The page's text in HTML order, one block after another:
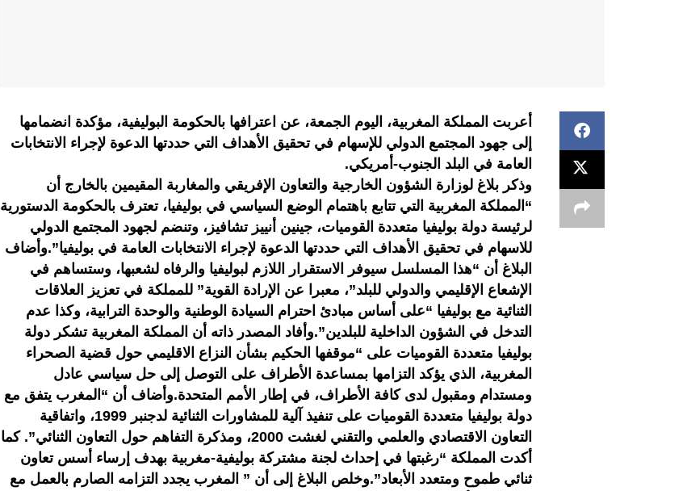
أعربت المملكة المغربية، اليوم الجمعة، عن اعترافها بالحكومة البوليفية، مؤكدة انضمامها
إلى جهود المجتمع الدولي للإسهام في تحقيق الأهداف التي حددتها الدعوة لإجراء الانتخابات
العامة في البلد الجنوب-أمريكي.
وذكر بلاغ لوزارة الشؤون الخارجية والتعاون الإفريقي والمغاربة المقيمين بالخارج أن
“المملكة المغربية التي تتابع باهتمام الوضع السياسي في بوليفيا، تعترف بالحكومة الدستورية
لرئيسة دولة بوليفيا متعددة القوميات، جينين أنييز تشافيز، وتنضم لجهود المجتمع الدولي
للاسهام في تحقيق الأهداف التي حددتها الدعوة لإجراء الانتخابات العامة في بوليفيا”.وأضاف
البلاغ أن “هذا المسلسل سيوفر الاستقرار اللازم لبوليفيا والرفاه لشعبها، وستساهم في
الإشعاع الإقليمي والدولي للبلد”، معبرا عن الإرادة القوية” للمملكة في تعزيز العلاقات
الثنائية مع بوليفيا “على أساس مبادئ احترام السيادة الوطنية والوحدة الترابية، وكذا عدم
التدخل في الشؤون الداخلية للبلدين”.وأفاد المصدر ذاته أن المملكة المغربية تشكر دولة
بوليفيا متعددة القوميات على “موقفها الحكيم بشأن النزاع الاقليمي حول قضية الصحراء
المغربية، الذي يؤكد التزامها بمساعدة الأطراف على التوصل إلى حل سياسي عادل
ومستدام ومقبول لدى كافة الأطراف، في إطار الأمم المتحدة.وأضاف أن “المغرب يتفق مع
دولة بوليفيا متعددة القوميات على تنفيذ آلية للمشاورات الثنائية لدجنبر 1999، واتفاقية
التعاون الاقتصادي والعلمي والتقني لغشت 2000، ومذكرة التفاهم حول التعاون الثنائي”. كما
أكدت المملكة “رغبتها في إحداث لجنة مشتركة بوليفية-مغربية بهدف إرساء أسس تعاون
ثنائي طموح ومتعدد الأبعاد”.وخلص البلاغ إلى أن ” المغرب يجدد التزامه الصارم بالعمل مع